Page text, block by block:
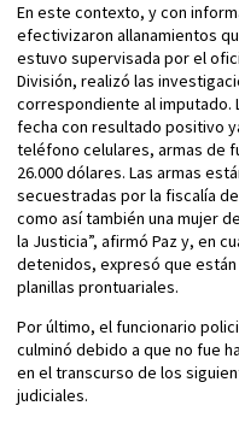
En este contexto, y con
efectivizaron allanamientos
estuvo supervisada por el
División, realizó las
correspondiente al imputado.
fecha con resultado positivo
teléfono celulares, armas de
26.000 dólares. Las armas
secuestradas por la fiscalía
como así también una mujer
la Justicia”, afirmó Paz y, en
detenidos, expresó que
planillas prontuariales.
Por último, el funcionario
culminó debido a que no fue
en el transcurso de los
judiciales.